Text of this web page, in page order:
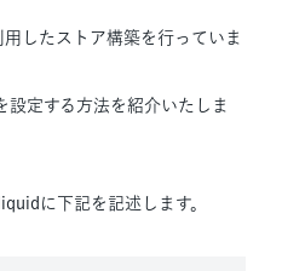
したストア構築を行っていま
定する方法を紹介いたしま
に下記を記述します。